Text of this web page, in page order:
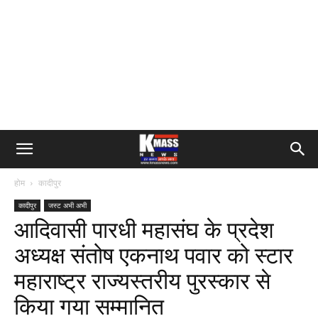
होम कादीपुर
कादीपुर जस्ट अभी अभी
आदिवासी पारधी महासंघ के प्रदेश
अध्यक्ष संतोष एकनाथ पवार को स्टार
महाराष्ट्र राज्यस्तरीय पुरस्कार से
किया गया सम्मानित